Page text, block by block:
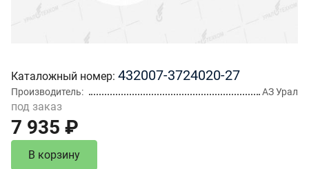
Каталожный номер 432007-3724020-27
Производитель АЗ Урал
под заказ
7 935 ₽
В корзину